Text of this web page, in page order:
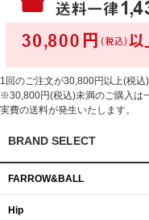
1回のご注文が30,800円以上(税
※30,800円(税込)未満のご購入は
実費の送料が発生いたします。
BRAND SELECT
FARROW&BALL
Hip